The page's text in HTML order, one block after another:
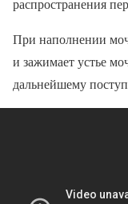
распространения
При наполнении
и зажимает устье
дальнейшему